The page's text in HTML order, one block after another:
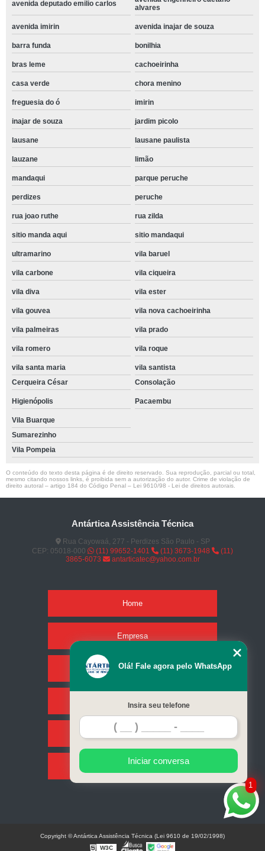
avenida deputado emilio carlos
alvares
avenida imirin avenida inajar de souza
barra funda bonilhia
bras leme cachoeirinha
casa verde chora menino
freguesia do ó imirin
inajar de souza jardim picolo
lausane lausane paulista
lauzane limão
mandaqui parque peruche
perdizes peruche
rua joao ruthe rua zilda
sitio manda aqui sitio mandaqui
ultramarino vila baruel
vila carbone vila ciqueira
vila diva vila ester
vila gouvea vila nova cachoeirinha
vila palmeiras vila prado
vila romero vila roque
vila santa maria
vila santista
Cerqueira César
Consolação
Higienópolis Pacaembu
Vila Buarque
Sumarezinho
Vila Pompeia
O conteúdo do texto desta página é de direito reservado. Sua reprodução, parcial ou total,
mesmo citando nossos links, é proibida sem a autorização do autor. Crime de violação de
direito autoral – artigo 184 do Código Penal – Lei 9610/98 - Lei de direitos autorais
Antártica Assistência Técnica
Rua Cayowaá, 277 - Perdizes São Paulo - SP
CEP: 05018-000
(11) 99652-1401 (11) 3673-1948
(11)
3865-6073
antarticatec@yahoo.com.br
Home
Empresa
Missão
Serviços
Contato
Mapa do site
1
Olá! Fale agora pelo WhatsApp
Insira seu telefone
Iniciar conversa
Copyright © Antártica Assistência Técnica (Lei 9610 de 19/02/1998)
W3C